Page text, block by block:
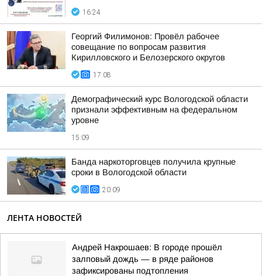
16:24
Георгий Филимонов: Провёл рабочее
совещание по вопросам развития
Кирилловского и Белозерского округов
17:08
Демографический курс Вологодской области
признали эффективным на федеральном
уровне
15:09
Банда наркоторговцев получила крупные
сроки в Вологодской области
20:09
ЛЕНТА НОВОСТЕЙ
Андрей Накрошаев: В городе прошёл
залповый дождь — в ряде районов
зафиксированы подтопления